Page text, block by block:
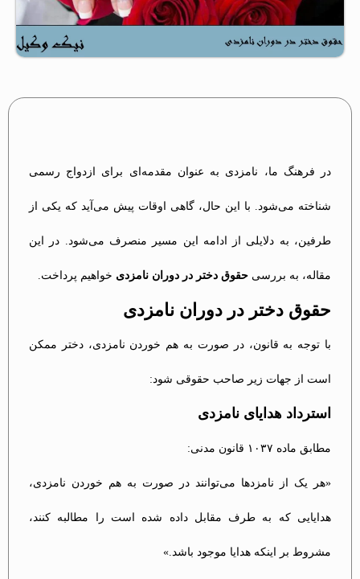
در فرهنگ ما، نامزدی به عنوان مقدمه‌ای برای ازدواج رسمی
شناخته می‌شود. با این حال، گاهی اوقات پیش می‌آید که یکی از
طرفین، به دلایلی از ادامه این مسیر منصرف می‌شود. در این
مقاله، به بررسی حقوق دختر در دوران نامزدی خواهیم پرداخت.
حقوق دختر در دوران نامزدی
با توجه به قانون، در صورت به هم خوردن نامزدی، دختر ممکن
است از جهات زیر صاحب حقوقی شود:
استرداد هدایای نامزدی
مطابق ماده ۱۰۳۷ قانون مدنی:
«هر یک از نامزدها می‌توانند در صورت به هم خوردن نامزدی،
هدایایی که به طرف مقابل داده شده است را مطالبه کنند،
مشروط بر اینکه هدایا موجود باشد.»